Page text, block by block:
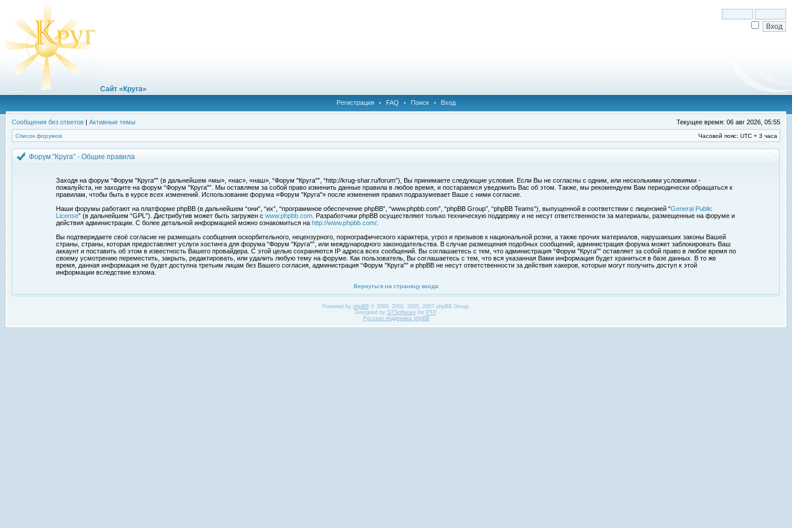
Сайт «Круга»
Регистрация • FAQ • Поиск • Вход
Сообщения без ответов | Активные темы Текущее время: 06 авг 2026, 05:55
Список форумов Часовой пояс: UTC + 3 часа
Форум "Круга" - Общие правила
Заходя на форум “Форум "Круга"” (в дальнейшем «мы», «нас», «наш», “Форум "Круга"”, “http://krug-shar.ru/forum”), Вы принимаете следующие условия. Если Вы не согласны с одним, или несколькими условиями -
пожалуйста, не заходите на форум “Форум "Круга"”. Мы оставляем за собой право изменить данные правила в любое время, и постараемся уведомить Вас об этом. Также, мы рекомендуем Вам периодически обращаться к
правилам, чтобы быть в курсе всех изменений. Использование форума «Форум "Круга"» после изменения правил подразумевает Ваше с ними согласие.
Наши форумы работают на платформе phpBB (в дальнейшем “они”, “их”, “программное обеспечение phpBB”, “www.phpbb.com”, “phpBB Group”, “phpBB Teams”), выпущенной в соответствии с лицензией “General Public
License” (в дальнейшем “GPL”). Дистрибутив может быть загружен с www.phpbb.com . Разработчики phpBB осуществляют только техническую поддержку и не несут ответственности за материалы, размещенные на форуме и
действия администрации. С более детальной информацией можно ознакомиться на http://www.phpbb.com/
Вы подтверждаете своё согласие не размещать сообщения оскорбительного, нецензурного, порнографического характера, угроз и призывов к национальной розни, а также прочих материалов, нарушаюших законы Вашей
страны, страны, которая предоставляет услуги хостинга для форума “Форум "Круга"”, или международного законодательства. В случае размещения подобных сообщений, администрация форума может заблокировать Ваш
аккаунт и поставить об этом в известность Вашего провайдера. С этой целью сохраняются IP адреса всех сообщений. Вы соглашаетесь с тем, что администрация “Форум "Круга"” оставляет за собой право в любое время по
своему усмотрению переместить, закрыть, редактировать, или удалить любую тему на форуме. Как пользователь, Вы соглашаетесь с тем, что вся указанная Вами информация будет храниться в базе данных. В то же
время, данная информация не будет доступна третьим лицам без Вашего согласия, администрация “Форум "Круга"” и phpBB не несут ответственности за действия хакеров, которые могут получить доступ к этой
информации вследствие взлома.
Вернуться на страницу входа
Powered by phpBB© 2000, 2002, 2005, 2007 phpBB Group.
Designed by STSoftwarefor PTF.
Русская поддержка phpBB